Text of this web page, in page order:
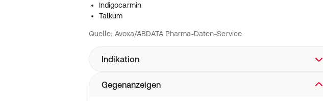
Indigocarmin
Talkum
Quelle: Avoxa/ABDATA Pharma-Daten-Service
Indikation
Das Präparat ist ein Arzneimittel, das 2 Wirkstoffe enthält. Der
Gegenanzeigen